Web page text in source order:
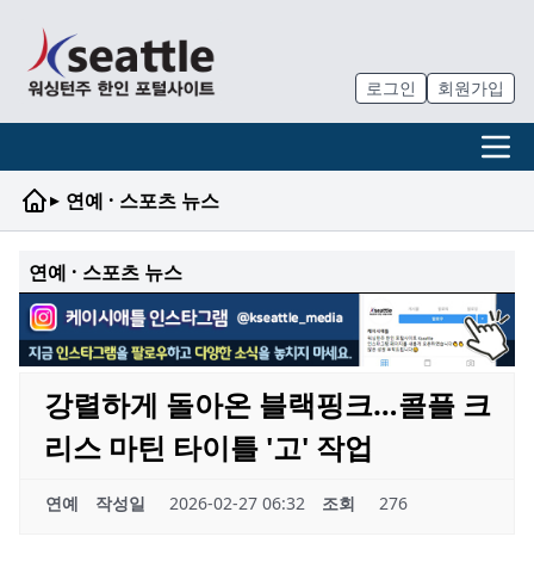
로그인 회원가입
▸ 연예 · 스포츠 뉴스
연예 · 스포츠 뉴스
강렬하게 돌아온 블랙핑크…콜플 크
리스 마틴 타이틀 '고' 작업
연예 작성일 2026-02-27 06:32 조회 276